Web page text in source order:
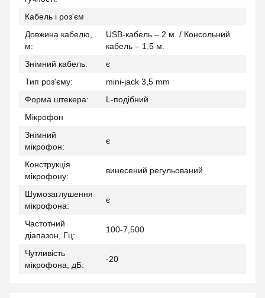
Кабель і роз'єм
Довжина кабелю,
м:
USB-кабель – 2 м. / Консольний
кабель – 1.5 м.
Знімний кабель:
є
Тип роз'єму:
mini-jack 3,5 mm
Форма штекера:
L-подібний
Мікрофон
Знімний
мікрофон:
є
Конструкція
мікрофону:
винесений регульований
Шумозаглушення
мікрофона:
є
Частотний
діапазон, Гц:
100-7,500
Чутливість
мікрофона, дБ:
-20